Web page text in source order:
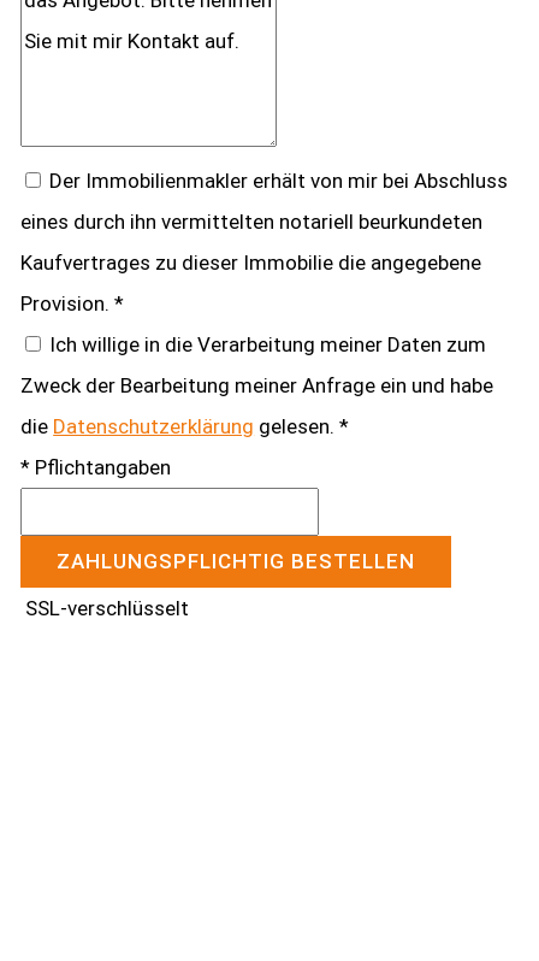
Der Immobilienmakler erhält von mir bei Abschluss
eines durch ihn vermittelten notariell beurkundeten
Kaufvertrages zu dieser Immobilie die angegebene
Provision. *
Ich willige in die Verarbeitung meiner Daten zum
Zweck der Bearbeitung meiner Anfrage ein und habe
die Datenschutzerklärung gelesen. *
* Pflichtangaben
ZAHLUNGSPFLICHTIG BESTELLEN
SSL-verschlüsselt